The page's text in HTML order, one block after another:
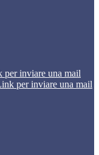
per inviare una mail
per inviare una mail